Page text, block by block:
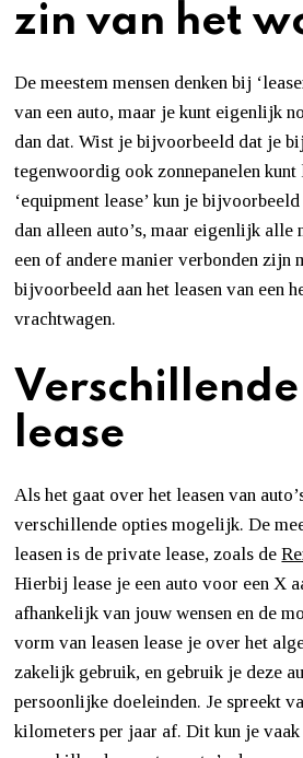
zin van het
De meestem mensen denken bij
van een auto, maar je kunt eigenlijk
dan dat. Wist je bijvoorbeeld dat je
tegenwoordig ook zonnepanelen
‘equipment lease’ kun je
dan alleen auto’s, maar eigenlijk alle
een of andere manier verbonden zijn
bijvoorbeeld aan het leasen van een
vrachtwagen.
lease
Als het gaat over het leasen van
verschillende opties mogelijk. De
leasen is de private lease, zoals de
Hierbij lease je een auto voor een X
afhankelijk van jouw wensen en de
vorm van leasen lease je over het
zakelijk gebruik, en gebruik je deze
persoonlijke doeleinden. Je spreekt
kilometers per jaar af. Dit kun je